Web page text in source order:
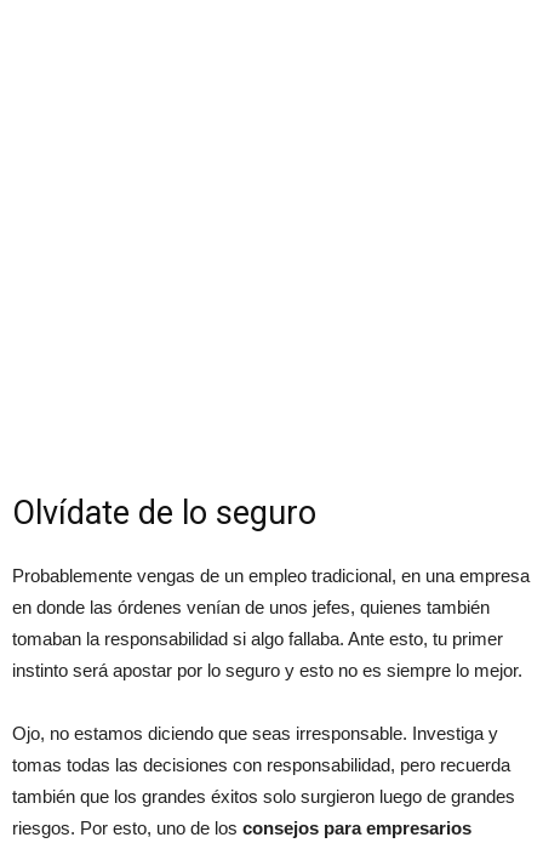
Olvídate de lo seguro
Probablemente vengas de un empleo tradicional, en una empresa
en donde las órdenes venían de unos jefes, quienes también
tomaban la responsabilidad si algo fallaba. Ante esto, tu primer
instinto será apostar por lo seguro y esto no es siempre lo mejor.
Ojo, no estamos diciendo que seas irresponsable. Investiga y
tomas todas las decisiones con responsabilidad, pero recuerda
también que los grandes éxitos solo surgieron luego de grandes
riesgos. Por esto, uno de los consejos para empresarios